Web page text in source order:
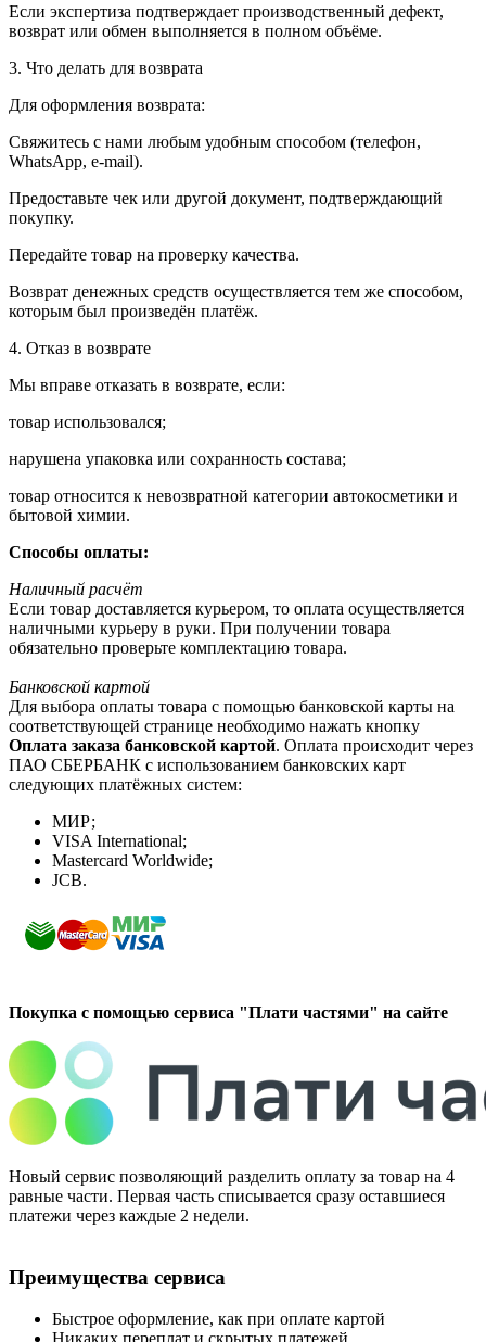
Если экспертиза подтверждает производственный дефект,
возврат или обмен выполняется в полном объёме.
3. Что делать для возврата
Для оформления возврата:
Свяжитесь с нами любым удобным способом (телефон,
WhatsApp, e-mail).
Предоставьте чек или другой документ, подтверждающий
покупку.
Передайте товар на проверку качества.
Возврат денежных средств осуществляется тем же способом,
которым был произведён платёж.
4. Отказ в возврате
Мы вправе отказать в возврате, если:
товар использовался;
нарушена упаковка или сохранность состава;
товар относится к невозвратной категории автокосметики и
бытовой химии.
Способы оплаты:
Наличный расчёт
Если товар доставляется курьером, то оплата осуществляется
наличными курьеру в руки. При получении товара
обязательно проверьте комплектацию товара.
Банковской картой
Для выбора оплаты товара с помощью банковской карты на
соответствующей странице необходимо нажать кнопку
Оплата заказа банковской картой. Оплата происходит через
ПАО СБЕРБАНК с использованием банковских карт
следующих платёжных систем:
МИР;
VISA International;
Mastercard Worldwide;
JCB.
Покупка с помощью сервиса "Плати частями" на сайте
Новый сервис позволяющий разделить оплату за товар на 4
равные части. Первая часть списывается сразу оставшиеся
платежи через каждые 2 недели.
Преимущества сервиса
Быстрое оформление, как при оплате картой